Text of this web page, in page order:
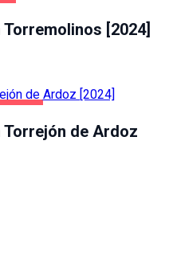
[2024]
ARDOZ
Torrejón de Ardoz